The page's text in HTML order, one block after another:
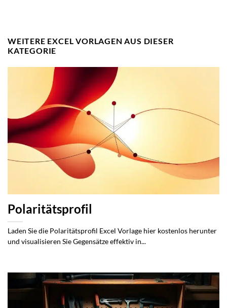
WEITERE EXCEL VORLAGEN AUS DIESER
KATEGORIE
Polaritätsprofil
Laden Sie die Polaritätsprofil Excel Vorlage hier kostenlos herunter
und visualisieren Sie Gegensätze effektiv in...